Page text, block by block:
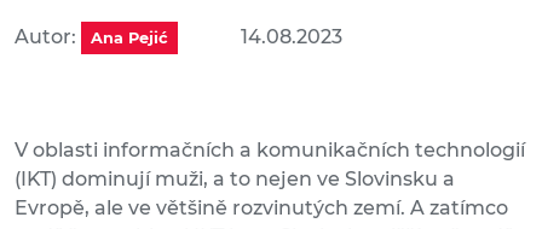
Autor: Ana Pejić 14.08.2023
V oblasti informačních a komunikačních technologií
(IKT) dominují muži, a to nejen ve Slovinsku a
Evropě, ale ve většině rozvinutých zemí. A zatímco